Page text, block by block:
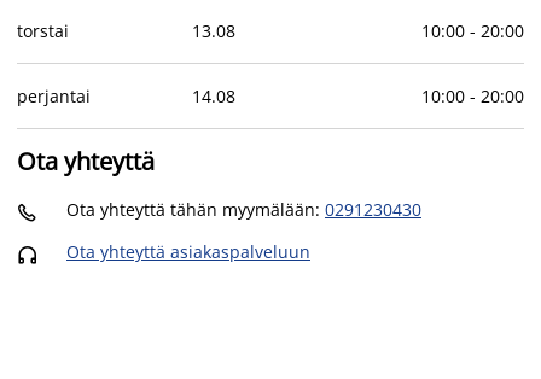
torstai 13.08 10:00- 20:00
perjantai 14.08 10:00- 20:00
Ota yhteyttä
 Ota yhteyttä tähän myymälään: 0291230430
 Ota yhteyttä asiakaspalveluun